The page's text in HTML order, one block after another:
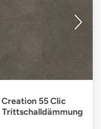
55 Clic